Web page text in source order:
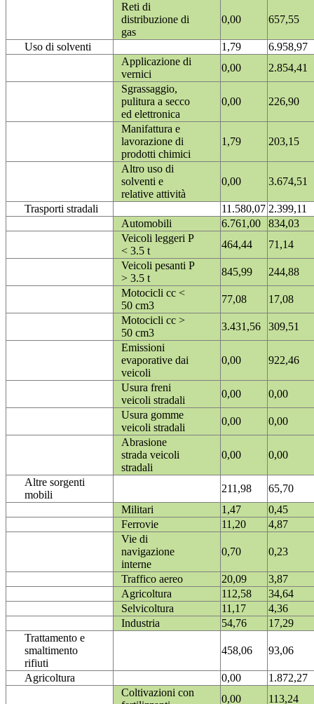
Reti di
distribuzione di
gas
0,00 657,55
Uso di solventi 1,79
6.958,97
Applicazione di
vernici
0,00
2.854,41
Sgrassaggio,
pulitura a secco
ed elettronica
0,00 226,90
Manifattura e
lavorazione di
prodotti chimici
1,79 203,15
Altro uso di
solventi e
relative attività
0,00 3.674,51
Trasporti stradali 11.580,07 2.399,11
Automobili
6.761,00
834,03
Veicoli leggeri P
< 3.5 t
464,44
71,14
Veicoli pesanti P
> 3.5 t
845,99
244,88
Motocicli cc <
50 cm3
77,08
17,08
Motocicli cc >
50 cm3
3.431,56
309,51
Emissioni
evaporative dai
veicoli
0,00 922,46
Usura freni
veicoli stradali
0,00
0,00
Usura gomme
veicoli stradali
0,00
0,00
Abrasione
strada veicoli
stradali
0,00 0,00
Altre sorgenti
mobili
211,98
65,70
Militari
1,47
0,45
Ferrovie
11,20
4,87
Vie di
navigazione
interne
0,70 0,23
Traffico aereo 20,09
3,87
Agricoltura
112,58
34,64
Selvicoltura
11,17
4,36
Industria
54,76
17,29
Trattamento e
smaltimento
rifiuti
458,06 93,06
Agricoltura 0,00
1.872,27
Coltivazioni con
0,00 113,24